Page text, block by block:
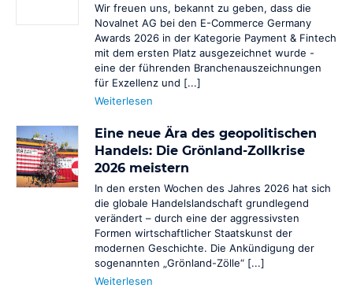
Wir freuen uns, bekannt zu geben, dass die
Novalnet AG bei den E-Commerce Germany
Awards 2026 in der Kategorie Payment & Fintech
mit dem ersten Platz ausgezeichnet wurde -
eine der führenden Branchenauszeichnungen
für Exzellenz und [...]
Weiterlesen
Eine neue Ära des geopolitischen
Handels: Die Grönland-Zollkrise
2026 meistern
In den ersten Wochen des Jahres 2026 hat sich
die globale Handelslandschaft grundlegend
verändert – durch eine der aggressivsten
Formen wirtschaftlicher Staatskunst der
modernen Geschichte. Die Ankündigung der
sogenannten „Grönland-Zölle“ [...]
Weiterlesen